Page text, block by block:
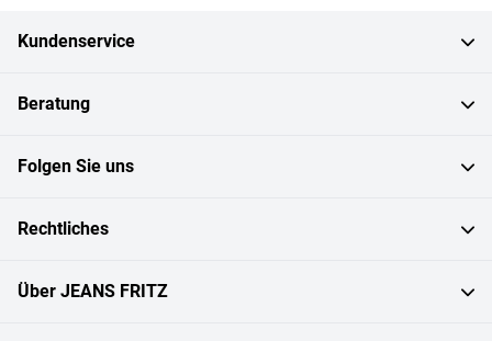
Kundenservice
Beratung
Folgen Sie uns
Rechtliches
Über JEANS FRITZ